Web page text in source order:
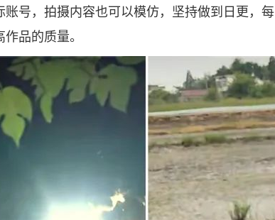
号，拍摄内容也可以模仿，坚持做到日更，每
品的质量。